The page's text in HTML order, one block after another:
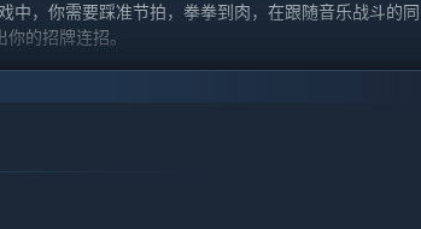
中，你需要踩准节拍，拳拳到肉，在跟随音乐战斗的同
的招牌连招。